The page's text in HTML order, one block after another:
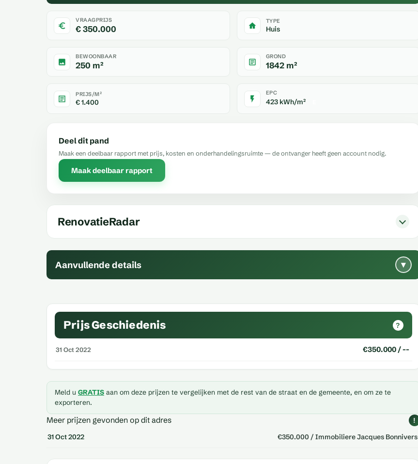
VRAAGPRIJS
€ 350.000
TYPE
Huis
BEWOONBAAR
250 m²
GROND
1842 m²
PRIJS/M²
€ 1.400
EPC
423 kWh/m²
Deel dit pand
Maak een deelbaar rapport met prijs, kosten en onderhandelingsruimte — de ontvanger heeft geen account nodig.
Maak deelbaar rapport
RenovatieRadar
Aanvullende details ▾
Prijs Geschiedenis ?
31 Oct 2022 €350.000 / --
Meld u GRATIS aan om deze prijzen te vergelijken met de rest van de straat en de gemeente, en om ze te
exporteren.
Meer prijzen gevonden op dit adres !
31 Oct 2022 €350.000 / Immobiliere Jacques Bonnivers